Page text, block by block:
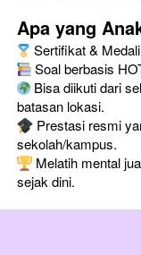
Apa yang
Sertifikat &
Soal berbasis
Bisa diikuti dari
batasan lokasi.
Prestasi resmi
sekolah/kampus.
Melatih mental
sejak dini.